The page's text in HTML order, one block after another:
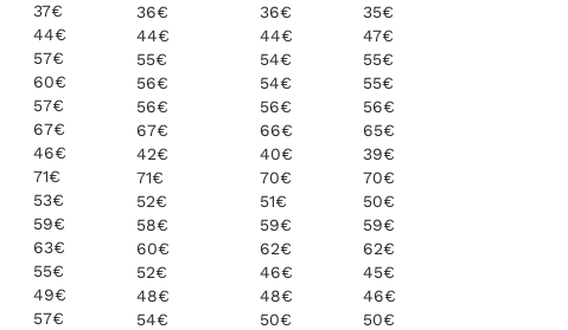
37€
44€
57€
60€
57€
67€
46€
71€
53€
59€
63€
55€
49€
57€
36€
44€
55€
56€
56€
67€
42€
71€
52€
58€
60€
52€
48€
54€
35€
47€
55€
55€
56€
65€
39€
70€
50€
59€
62€
45€
46€
50€
36€
44€
54€
54€
56€
66€
40€
70€
51€
59€
62€
46€
48€
50€